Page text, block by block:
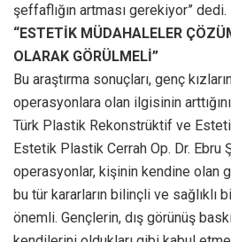
şeffaflığın artması gerekiyor” dedi.
“ESTETİK MÜDAHALELER
OLARAK GÖRÜLMELİ”
Bu araştırma sonuçları, genç
operasyonlara olan ilgisinin
Türk Plastik Rekonstrüktif ve
Estetik Plastik Cerrah Op. Dr. Ebru
operasyonlar, kişinin kendine olan
bu tür kararların bilinçli ve sağlıklı
önemli. Gençlerin, dış görünüş